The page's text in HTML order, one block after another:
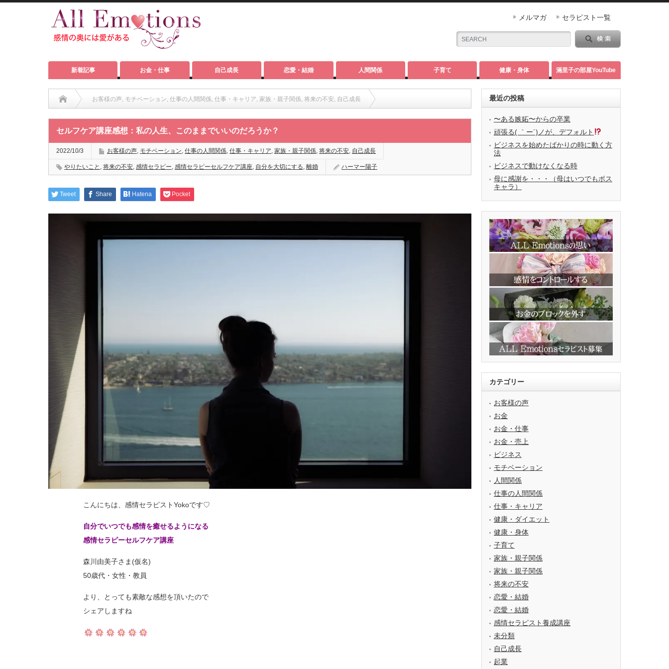
メルマガ セラピスト一覧
新着記事 お金・仕事 自己成長 恋愛・結婚 人間関係 子育て 健康・身体 滿里子の部屋YouTube
お客様の声, モチベーション, 仕事の人間関係, 仕事・キャリア, 家族・親子関係, 将来の不安, 自己成長
セルフケア講座感想：私の人生、このままでいいのだろうか？
セルフケア講座感想：私の人生、このままでいいのだろうか？
2022/10/3 お客様の声, モチベーション, 仕事の人間関係, 仕事・キャリア, 家族・親子関係, 将来の不安, 自己成長
やりたいこと , 将来の不安, 感情セラピー, 感情セラピーセルフケア講座, 自分を大切にする, 離婚 ハーマー陽子
Tweet Share Hatena Pocket
こんにちは、感情セラピストYokoです♡
自分でいつでも感情を癒せるようになる
感情セラピーセルフケア講座
森川由美子さま(仮名)
50歳代・女性・教員
より、とっても素敵な感想を頂いたので
シェアしますね
最近の投稿
〜ある嫉妬〜からの卒業
頑張る( ｀ー´)ノが、デフォルト
ビジネスを始めたばかりの時に動く方
法
ビジネスで動けなくなる時
母に感謝を・・・（母はいつでもボス
キャラ）
カテゴリー
お客様の声
お金
お金・仕事
お金・売上
ビジネス
モチベーション
人間関係
仕事の人間関係
仕事・キャリア
健康・ダイエット
健康・身体
子育て
家族・親子関係
家族・親子関係
将来の不安
恋愛・結婚
恋愛・結婚
感情セラピスト養成講座
未分類
自己成長
起業